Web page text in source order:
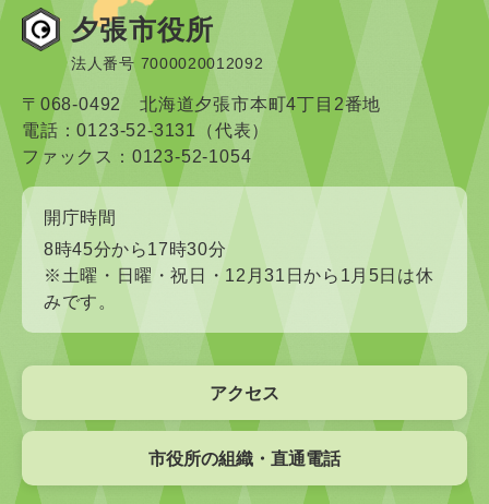
夕張市役所
法人番号 7000020012092
〒068-0492 北海道夕張市本町4丁目2番地
電話：0123-52-3131（代表）
ファックス：0123-52-1054
開庁時間
8時45分から17時30分
※土曜・日曜・祝日・12月31日から1月5日は休
みです。
アクセス
市役所の組織・直通電話